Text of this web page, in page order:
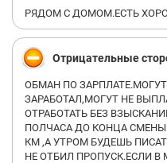
и вакансии, например - кем
Может собираетесь
Меня все эти вопросы
держаться и отвечать на них.
После девушка вообще
конечно же возразила и
специальности. Она с
лица спросила - а какого
РЯДОМ С ДОМОМ.ЕСТЬ
Отрицательные
ОБМАН ПО
ЗАРАБОТАЛ,МОГУТ НЕ
ОТРАБОТАТЬ БЕЗ
ПОЛЧАСА ДО КОНЦА СМЕНЫ
КМ ,А УТРОМ БУДЕШЬ
НЕ ОТБИЛ ПРОПУСК.ЕСЛИ